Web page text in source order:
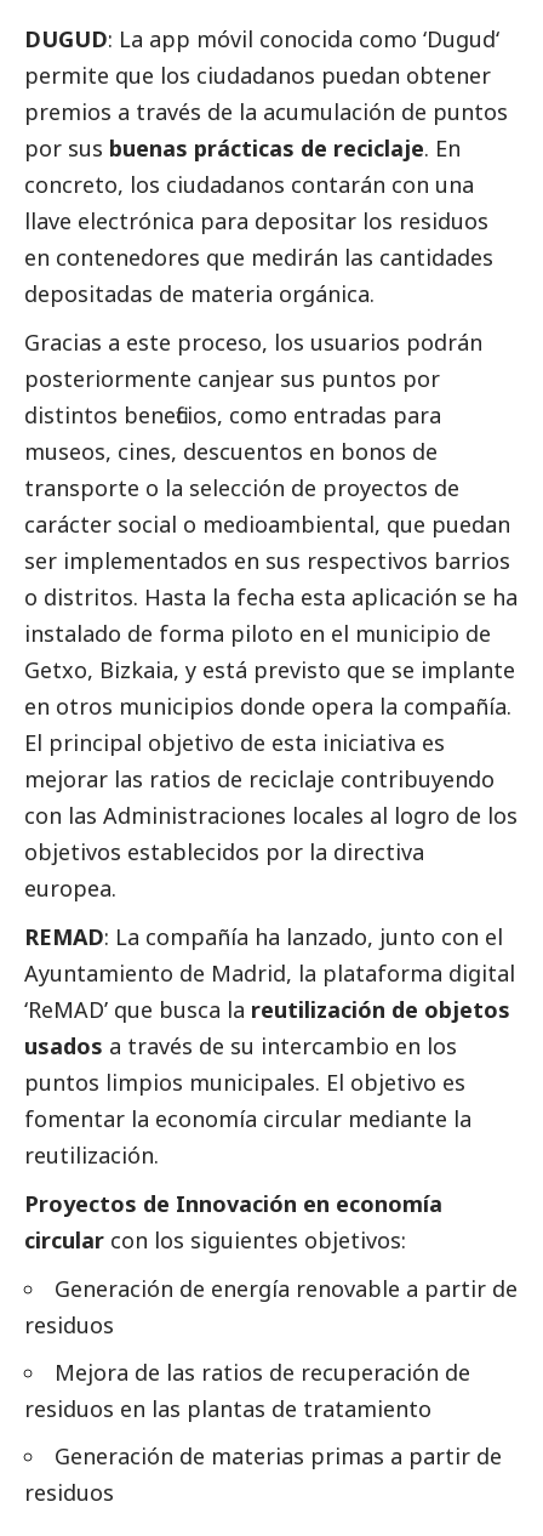
DUGUD: La app móvil conocida como ‘Dugud‘
permite que los ciudadanos puedan obtener
premios a través de la acumulación de puntos
por sus buenas prácticas de reciclaje. En
concreto, los ciudadanos contarán con una
llave electrónica para depositar los residuos
en contenedores que medirán las cantidades
depositadas de materia orgánica.
Gracias a este proceso, los usuarios podrán
posteriormente canjear sus puntos por
distintos beneficios, como entradas para
museos, cines, descuentos en bonos de
transporte o la selección de proyectos de
carácter social o medioambiental, que puedan
ser implementados en sus respectivos barrios
o distritos. Hasta la fecha esta aplicación se ha
instalado de forma piloto en el municipio de
Getxo, Bizkaia, y está previsto que se implante
en otros municipios donde opera la compañía.
El principal objetivo de esta iniciativa es
mejorar las ratios de reciclaje contribuyendo
con las Administraciones locales al logro de los
objetivos establecidos por la directiva
europea.
REMAD: La compañía ha lanzado, junto con el
Ayuntamiento de Madrid, la plataforma digital
‘ReMAD’ que busca la reutilización de objetos
usados a través de su intercambio en los
puntos limpios municipales. El objetivo es
fomentar la economía circular mediante la
reutilización.
Proyectos de Innovación en economía
circular con los siguientes objetivos:
Generación de energía renovable a partir de
residuos
Mejora de las ratios de recuperación de
residuos en las plantas de tratamiento
Generación de materias primas a partir de
residuos